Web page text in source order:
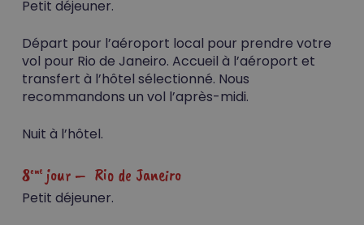
Petit déjeuner.
Départ pour l’aéroport local pour prendre votre
vol pour Rio de Janeiro. Accueil à l’aéroport et
transfert à l’hôtel sélectionné. Nous
recommandons un vol l’après-midi.
Nuit à l’hôtel.
8emejour – Rio de Janeiro
Petit déjeuner.